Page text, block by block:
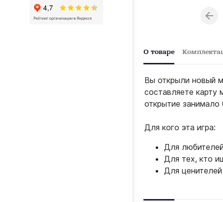
О товаре
Вы открыли новый
составляете карту
открытие занимало
Для кого эта игра:
Для
Для тех, кто
Для